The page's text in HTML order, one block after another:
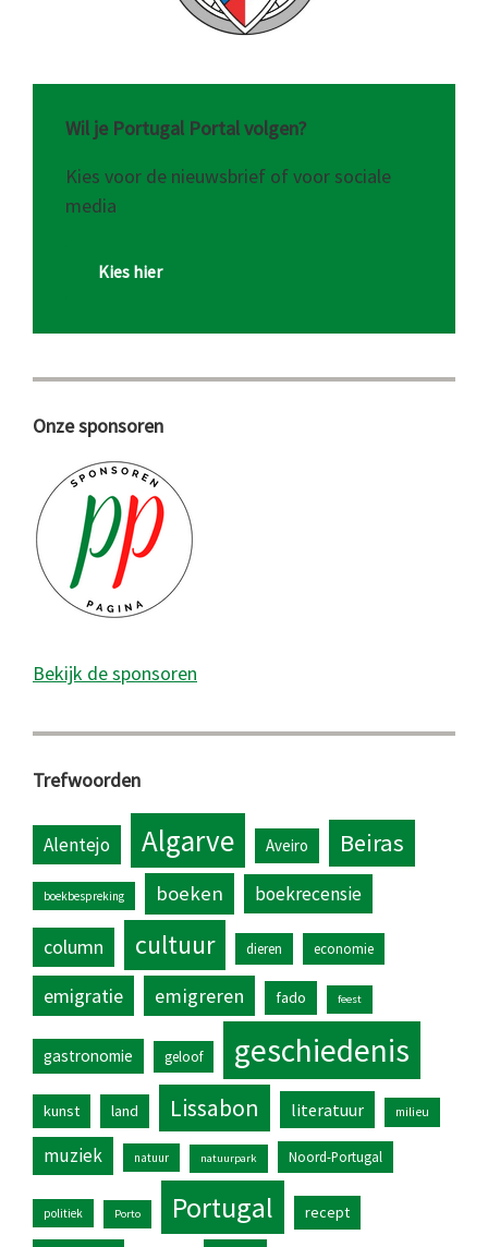
Wil je Portugal Portal volgen?
Kies voor de nieuwsbrief of voor sociale
media
Kies hier
Onze sponsoren
Bekijk de sponsoren
Trefwoorden
Alentejo Algarve Aveiro Beiras
boekbespreking boeken boekrecensie
column cultuur dieren economie
emigratie emigreren fado feest
gastronomie geloof geschiedenis
kunst land Lissabon literatuur milieu
muziek natuur natuurpark Noord-Portugal
politiek Porto Portugal recept